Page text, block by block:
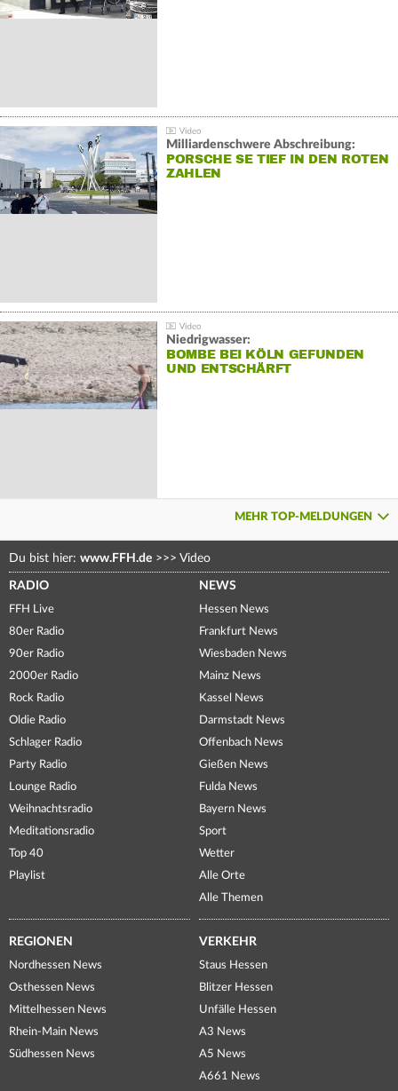
Milliardenschwere Abschreibung:
PORSCHE SE TIEF IN DEN ROTEN
ZAHLEN
Niedrigwasser:
BOMBE BEI KÖLN GEFUNDEN
UND ENTSCHÄRFT
MEHR TOP-MELDUNGEN
Du bist hier: www.FFH.de >>> Video
RADIO
FFH Live
80er Radio
90er Radio
2000er Radio
Rock Radio
Oldie Radio
Schlager Radio
Party Radio
Lounge Radio
Weihnachtsradio
Meditationsradio
Top 40
Playlist
NEWS
Hessen News
Frankfurt News
Wiesbaden News
Mainz News
Kassel News
Darmstadt News
Offenbach News
Gießen News
Fulda News
Bayern News
Sport
Wetter
Alle Orte
Alle Themen
REGIONEN
Nordhessen News
Osthessen News
Mittelhessen News
Rhein-Main News
Südhessen News
VERKEHR
Staus Hessen
Blitzer Hessen
Unfälle Hessen
A3 News
A5 News
A661 News